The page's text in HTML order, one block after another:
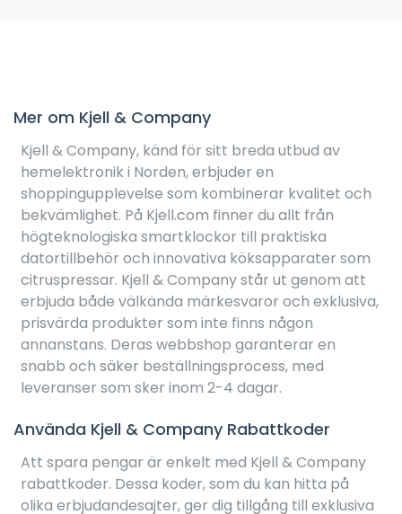
Mer om Kjell & Company
Kjell & Company, känd för sitt breda utbud av
hemelektronik i Norden, erbjuder en
shoppingupplevelse som kombinerar kvalitet och
bekvämlighet. På Kjell.com finner du allt från
högteknologiska smartklockor till praktiska
datortillbehör och innovativa köksapparater som
citruspressar. Kjell & Company står ut genom att
erbjuda både välkända märkesvaror och exklusiva,
prisvärda produkter som inte finns någon
annanstans. Deras webbshop garanterar en
snabb och säker beställningsprocess, med
leveranser som sker inom 2-4 dagar.
Använda Kjell & Company Rabattkoder
Att spara pengar är enkelt med Kjell & Company
rabattkoder. Dessa koder, som du kan hitta på
olika erbjudandesajter, ger dig tillgång till exklusiva